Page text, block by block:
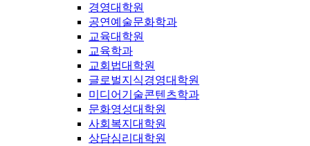
경영대학원
공연예술문화학과
교육대학원
교육학과
교회법대학원
글로벌지식경영대학원
미디어기술콘텐츠학과
문화영성대학원
사회복지대학원
상담심리대학원